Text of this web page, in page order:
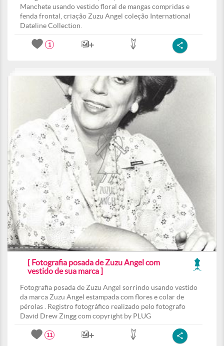
Manchete usando vestido floral de mangas compridas e
fenda frontal, criação Zuzu Angel coleção International
Dateline Collection.
1
[ Fotografia posada de Zuzu Angel com
vestido de sua marca ]
Fotografia posada de Zuzu Angel sorrindo usando vestido
da marca Zuzu Angel estampada com flores e colar de
pérolas . Registro fotográfico realizado pelo fotografo
David Drew Zingg com copyright by PLUG
11